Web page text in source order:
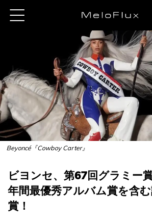
Beyoncé『Cowboy Carter』
ビヨンセ、第67回グラミー
年間最優秀アルバム賞を含
賞！